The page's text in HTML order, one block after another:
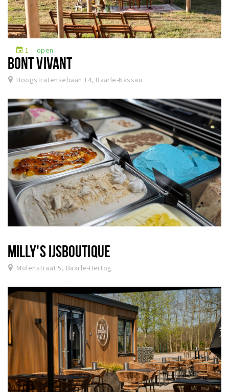
event 1 open
BONT VIVANT
Hoogstratensebaan 14, Baarle-Nassau
MILLY'S IJSBOUTIQUE
Molenstraat 5, Baarle-Hertog